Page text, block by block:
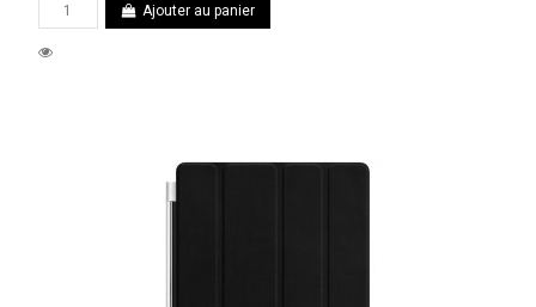
Ajouter au panier